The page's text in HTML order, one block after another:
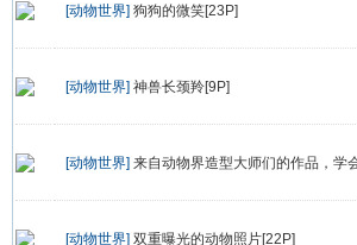
[动物世界] 狗狗的微笑[23P]
[动物世界] 神兽长颈羚[9P]
[动物世界] 来自动物界造型大师们的作品，学
[动物世界] 双重曝光的动物照片[22P]